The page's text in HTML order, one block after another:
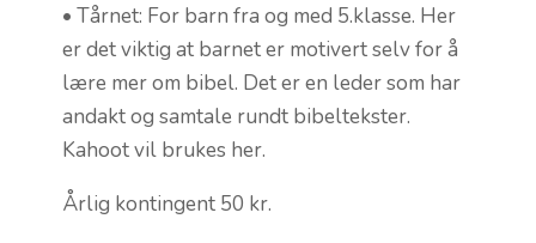
• Tårnet: For barn fra og med 5.klasse. Her
er det viktig at barnet er motivert selv for å
lære mer om bibel. Det er en leder som har
andakt og samtale rundt bibeltekster.
Kahoot vil brukes her.
Årlig kontingent 50 kr.